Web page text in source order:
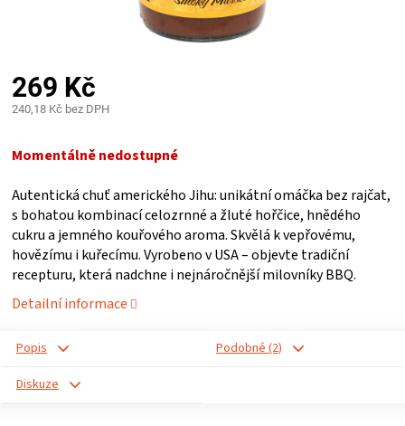
A
OMÁČKY
NÁDOBÍ
LODGE
VAKUOVAČKY
LEDNICE
NA
269 Kč
240,18 Kč bez DPH
cena:
Momentálně nedostupné
Autentická chuť amerického Jihu: unikátní omáčka bez rajčat,
s bohatou kombinací celozrnné a žluté hořčice, hnědého
cukru a jemného kouřového aroma. Skvělá k vepřovému,
hovězímu i kuřecímu. Vyrobeno v USA – objevte tradiční
recepturu, která nadchne i nejnáročnější milovníky BBQ.
Detailní informace
Popis
Podobné (2)
Diskuze